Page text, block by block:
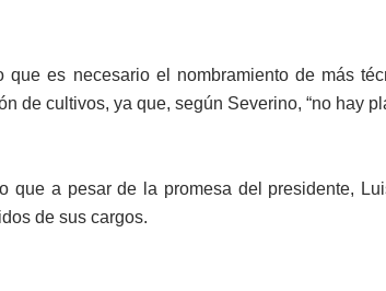
que es necesario el nombramiento de más
de cultivos, ya que, según Severino, “no hay
que a pesar de la promesa del presidente,
de sus cargos.